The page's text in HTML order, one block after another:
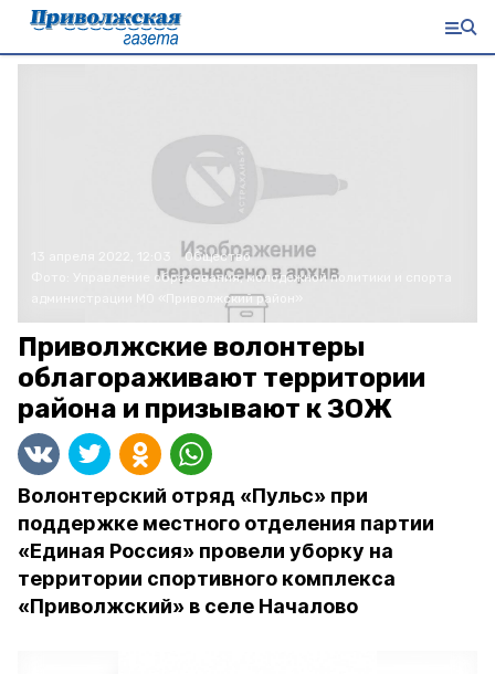
Общество
Управление образования, молодежной политики и спорта
администрации МО «Приволжский район»
Приволжские волонтеры
облагораживают территории
района и призывают к ЗОЖ
Волонтерский отряд «Пульс» при
поддержке местного отделения партии
«Единая Россия» провели уборку на
территории спортивного комплекса
«Приволжский» в селе Началово